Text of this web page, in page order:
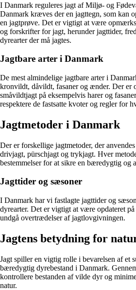
I Danmark reguleres jagt af Miljø- og
Danmark kræves der en jagttegn, som kan
en jagtprøve. Det er vigtigt at være
og forskrifter for jagt, herunder jagttider,
dyrearter der må jagtes.
Jagtbare arter i Danmark
De mest almindelige jagtbare arter i
kronvildt, dåvildt, fasaner og ænder. Der er
småvildtjagt på eksempelvis harer og
respektere de fastsatte kvoter og regler for
Jagtmetoder i Danmark
Der er forskellige jagtmetoder, der
drivjagt, pürschjagt og trykjagt. Hver
bestemmelser for at sikre en bæredygtig og
Jagttider og sæsoner
I Danmark har vi fastlagte jagttider og
dyrearter. Det er vigtigt at være opdateret
undgå overtrædelser af jagtlovgivningen.
Jagtens betydning for
Jagt spiller en vigtig rolle i bevarelsen af et
bæredygtig dyrebestand i Danmark.
kontrollere bestanden af vilde dyr og
natur.